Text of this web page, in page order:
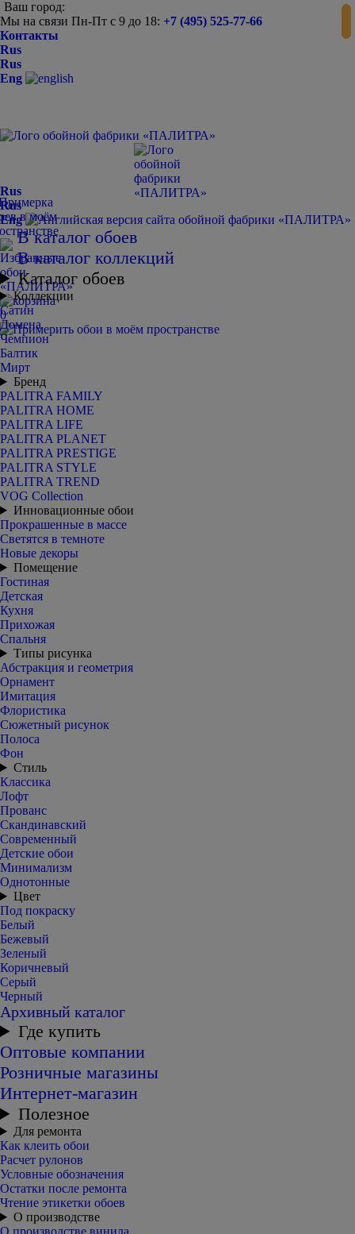
Ваш город:
Мы на связи Пн-Пт с 9 до 18: +7 (495) 525-77-66
Контакты
Rus
Rus
Eng
0
Rus
Rus
Eng
В каталог обоев
В каталог коллекций
Каталог обоев
Коллекции
Сатин
Домена
Чемпион
Балтик
Мирт
Бренд
PALITRA FAMILY
PALITRA HOME
PALITRA LIFE
PALITRA PLANET
PALITRA PRESTIGE
PALITRA STYLE
PALITRA TREND
VOG Collection
Инновационные обои
Прокрашенные в массе
Светятся в темноте
Новые декоры
Помещение
Гостиная
Детская
Кухня
Прихожая
Спальня
Типы рисунка
Абстракция и геометрия
Орнамент
Имитация
Флористика
Сюжетный рисунок
Полоса
Фон
Стиль
Классика
Лофт
Прованс
Скандинавский
Современный
Детские обои
Минимализм
Однотонные
Цвет
Под покраску
Белый
Бежевый
Зеленый
Коричневый
Серый
Черный
Архивный каталог
Где купить
Оптовые компании
Розничные магазины
Интернет-магазин
Полезное
Для ремонта
Как клеить обои
Расчет рулонов
Условные обозначения
Остатки после ремонта
Чтение этикетки обоев
О производстве
О производстве винила